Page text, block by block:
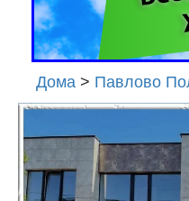
Дома > Павлово
Агенство
"Аверс"